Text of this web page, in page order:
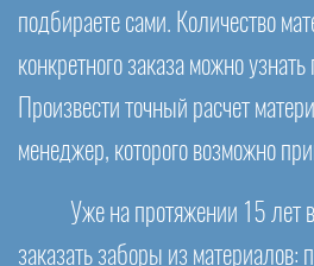
подбираете сами. Количество
конкретного заказа можно
Произвести точный расчет
менеджер, которого возможно
Уже на протяжении 15 лет
заказать заборы из материалов: